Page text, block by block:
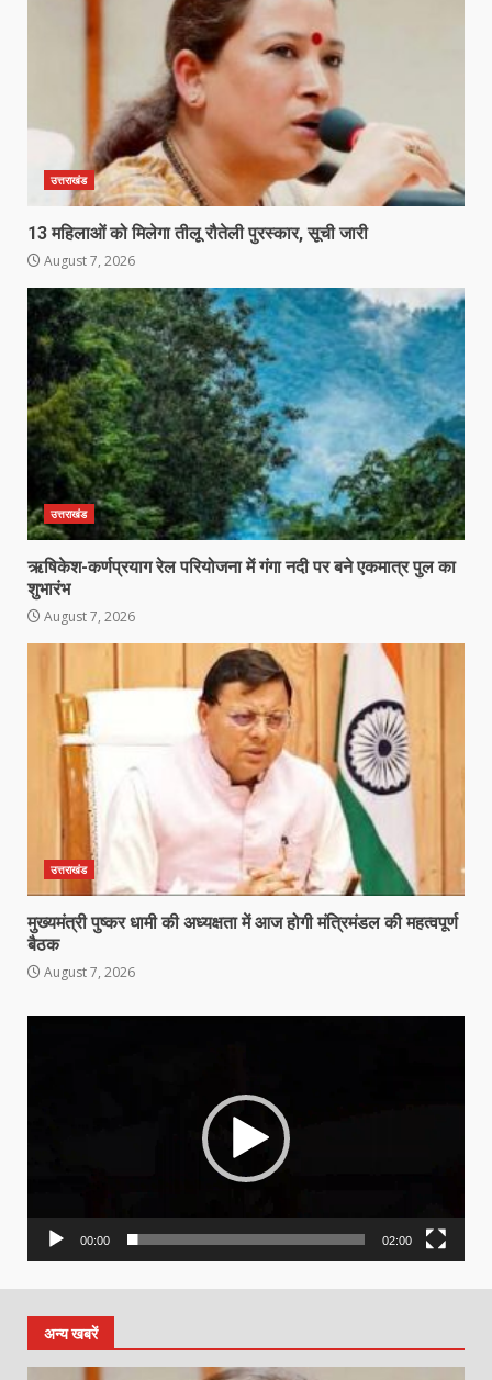
उत्तराखंड
13 महिलाओं को मिलेगा तीलू रौतेली पुरस्कार, सूची जारी
August 7, 2026
उत्तराखंड
ऋषिकेश-कर्णप्रयाग रेल परियोजना में गंगा नदी पर बने एकमात्र पुल का
शुभारंभ
August 7, 2026
उत्तराखंड
मुख्यमंत्री पुष्कर धामी की अध्यक्षता में आज होगी मंत्रिमंडल की महत्वपूर्ण
बैठक
August 7, 2026
00:00 02:00
अन्य खबरें